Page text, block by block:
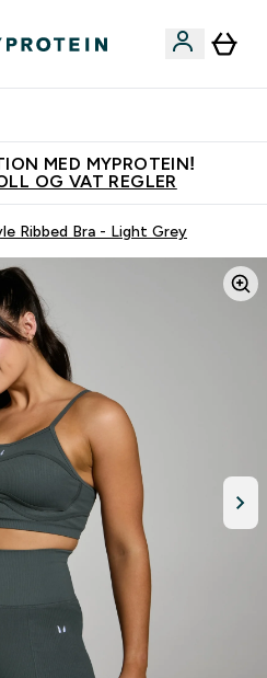
MED MYPROTEIN!
OG VAT REGLER
Ribbed Bra - Light Grey